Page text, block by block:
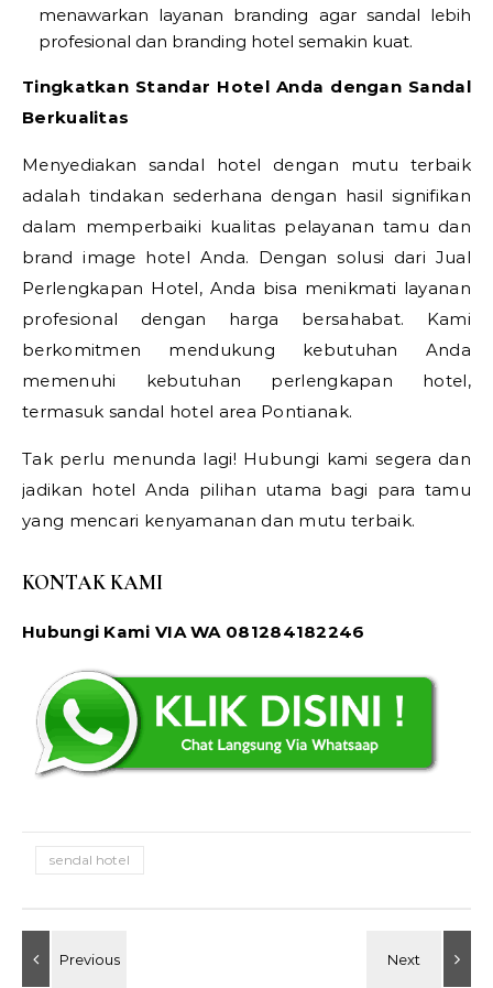
menawarkan layanan branding agar sandal lebih
profesional dan branding hotel semakin kuat.
Tingkatkan Standar Hotel Anda dengan Sandal
Berkualitas
Menyediakan sandal hotel dengan mutu terbaik
adalah tindakan sederhana dengan hasil signifikan
dalam memperbaiki kualitas pelayanan tamu dan
brand image hotel Anda. Dengan solusi dari Jual
Perlengkapan Hotel, Anda bisa menikmati layanan
profesional dengan harga bersahabat. Kami
berkomitmen mendukung kebutuhan Anda
memenuhi kebutuhan perlengkapan hotel,
termasuk sandal hotel area Pontianak.
Tak perlu menunda lagi! Hubungi kami segera dan
jadikan hotel Anda pilihan utama bagi para tamu
yang mencari kenyamanan dan mutu terbaik.
KONTAK KAMI
Hubungi Kami VIA WA 081284182246
sendal hotel